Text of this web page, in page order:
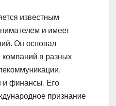
известным
и имеет
Он основал
компаний в разных
и финансы. Его
признание